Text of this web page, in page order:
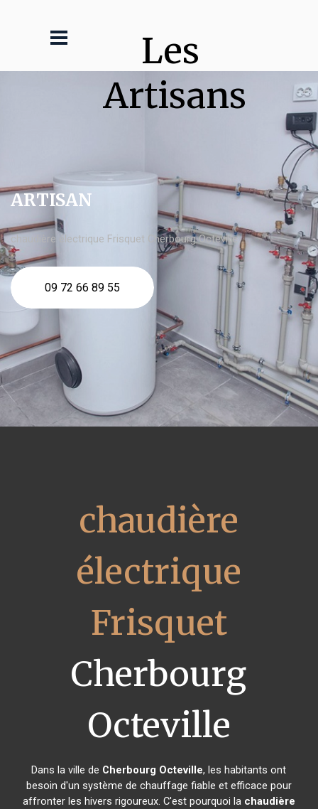
Les
Artisans
ARTISAN
chaudière électrique Frisquet Cherbourg Octeville
09 72 66 89 55
chaudière
électrique
Frisquet
Cherbourg
Octeville
Dans la ville de Cherbourg Octeville, les habitants ont
besoin d'un système de chauffage fiable et efficace pour
affronter les hivers rigoureux. C'est pourquoi la chaudière